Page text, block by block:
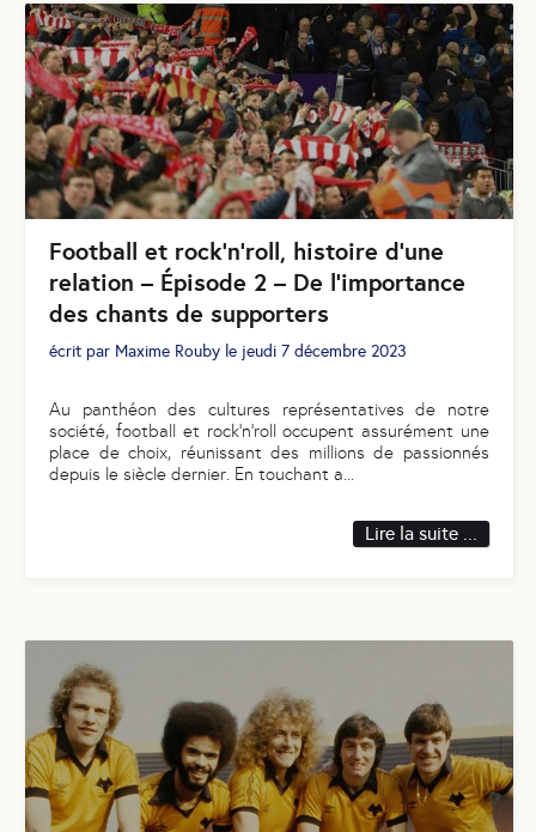
Football et rock’n’roll, histoire d’une
relation – Épisode 2 – De l’importance
des chants de supporters
écrit par Maxime Rouby le jeudi 7 décembre 2023
Au panthéon des cultures représentatives de notre
société, football et rock’n’roll occupent assurément une
place de choix, réunissant des millions de passionnés
depuis le siècle dernier. En touchant a
Lire la suite ...